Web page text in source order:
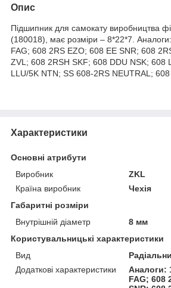
Опис
Підшипник для самокату виробництва
(180018), має розміри – 8*22*7.
FAG; 608 2RS EZO; 608 EE SNR; 608
ZVL; 608 2RSH SKF; 608 DDU NSK; 608
LLU/5K NTN; SS 608-2RS NEUTRAL;
Характеристики
Основні атрибути
Виробник
ZKL
Країна виробник
Чехія
Габаритні розміри
Внутрішній діаметр
8 мм
Користувальницькі характеристики
Вид
Додаткові характеристики
Аналоги:
FAG; 608